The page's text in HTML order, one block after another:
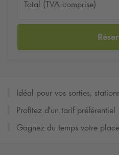
Total (TVA comprise)
Idéal pour vos sorties,
Profitez d'un tarif préférentiel
Gagnez du temps votre